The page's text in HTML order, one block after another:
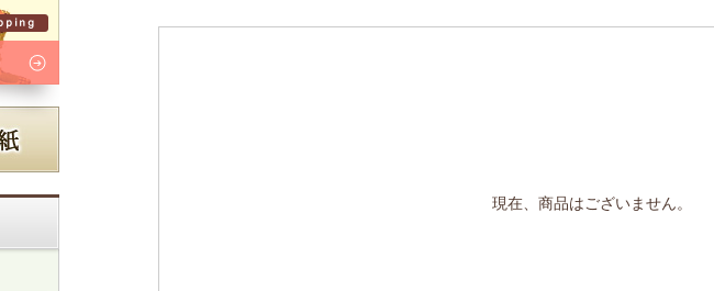
現在、商品はございません。